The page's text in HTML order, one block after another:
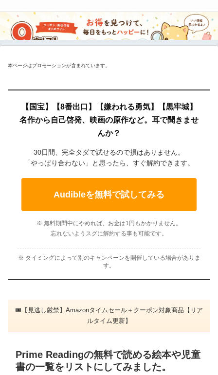
9割引されている商品を簡単に検索
本ページはプロモーションが含まれています。
【国宝】【8番出口】【嫌われる勇気】【黒牢城】
名作から自己啓発、映画の原作など。耳で聞きませ
んか？
30日間、完全タダで試せるので損はありません。
「やっぱり合わない」と思ったら、すぐ解約できます。
Audibleを無料で試してみる
※ 無料期間中にやめれば、お金は1円もかかりません。
忘れないようスグに解約する事も可能です。
※ タイミングによって別のキャンペーンを開催している場合がありま
す。
🎟【見逃し厳禁】Amazonタイムセール＋クーポン対象商品【リア
ルタイム更新】
Prime Readingの無料で読める絵本や児童
書の一覧をリストにしてみました。